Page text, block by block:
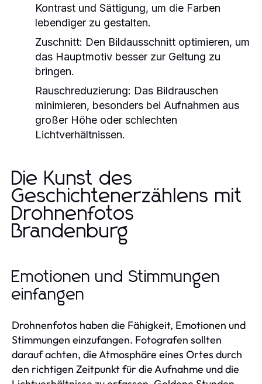
Kontrast und Sättigung, um die Farben
lebendiger zu gestalten.
Zuschnitt: Den Bildausschnitt optimieren, um
das Hauptmotiv besser zur Geltung zu
bringen.
Rauschreduzierung: Das Bildrauschen
minimieren, besonders bei Aufnahmen aus
großer Höhe oder schlechten
Lichtverhältnissen.
Die Kunst des
Geschichtenerzählens mit
Drohnenfotos
Brandenburg
Emotionen und Stimmungen
einfangen
Drohnenfotos haben die Fähigkeit, Emotionen und
Stimmungen einzufangen. Fotografen sollten
darauf achten, die Atmosphäre eines Ortes durch
den richtigen Zeitpunkt für die Aufnahme und die